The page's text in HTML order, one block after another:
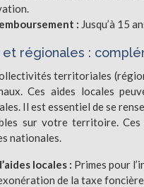
: Jusqu’à 15
régionales :
territoriales
Ces aides locales
Il est essentiel de se
sur votre territoire.
nationales.
locales : Primes pour
de la taxe